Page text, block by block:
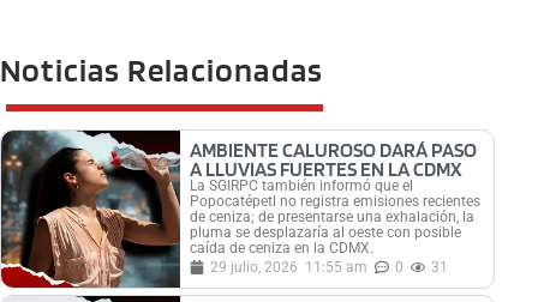
Noticias Relacionadas
AMBIENTE CALUROSO DARÁ PASO
A LLUVIAS FUERTES EN LA CDMX
La SGIRPC también informó que el
Popocatépetl no registra emisiones recientes
de ceniza; de presentarse una exhalación, la
pluma se desplazaría al oeste con posible
caída de ceniza en la CDMX.
29 julio, 2026 11:55 am 0 31